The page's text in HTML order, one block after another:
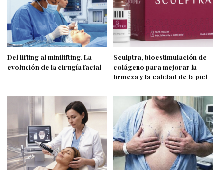
Del lifting al minilifting. La
evolución de la cirugía facial
Sculptra, bioestimulación de
colágeno para mejorar la
firmeza y la calidad de la piel